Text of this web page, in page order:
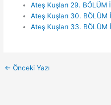
Ateş Kuşları 29.
Ateş Kuşları 30.
Ateş Kuşları 33.
← Önceki Yazı